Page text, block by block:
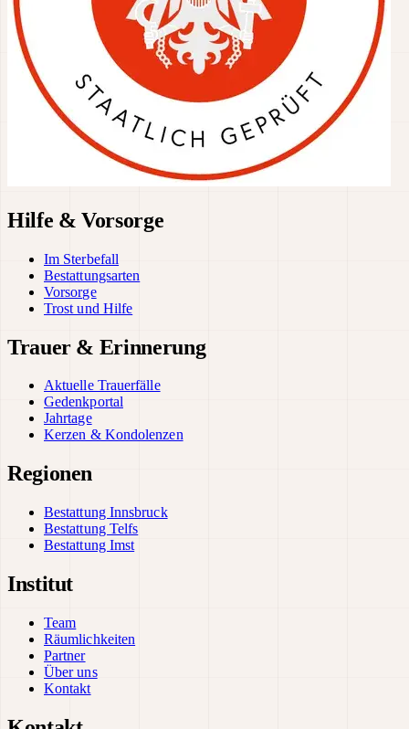
Hilfe & Vorsorge
Im Sterbefall
Bestattungsarten
Vorsorge
Trost und Hilfe
Trauer & Erinnerung
Aktuelle Trauerfälle
Gedenkportal
Jahrtage
Kerzen & Kondolenzen
Regionen
Bestattung Innsbruck
Bestattung Telfs
Bestattung Imst
Institut
Team
Räumlichkeiten
Partner
Über uns
Kontakt